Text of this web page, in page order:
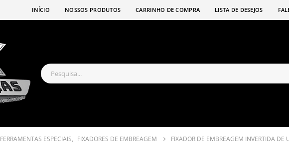
INÍCIO NOSSOS PRODUTOS CARRINHO DE COMPRA LISTA DE DESEJOS
FERRAMENTAS ESPECIAIS, FIXADORES DE EMBREAGEM FIXADOR DE EMBREAGEM INVERTIDA DE